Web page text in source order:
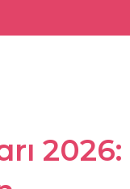
2026: